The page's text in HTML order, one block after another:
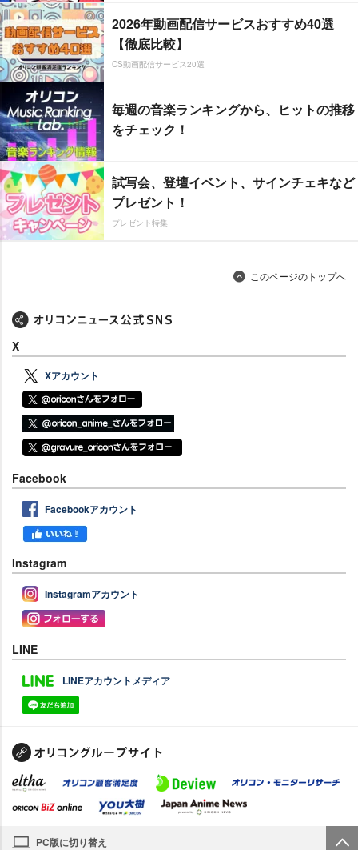
2026年動画配信サービスおすすめ40選
【徹底比較】
CS動画配信サービス20選
毎週の音楽ランキングから、ヒットの推移
をチェック！
試写会、登壇イベント、サインチェキなど
プレゼント！
プレゼント特集
このページのトップへ
X
Xアカウント
Facebook
Facebookアカウント
Instagram
Instagramアカウント
LINE
LINEアカウントメディア
PC版に切り替え